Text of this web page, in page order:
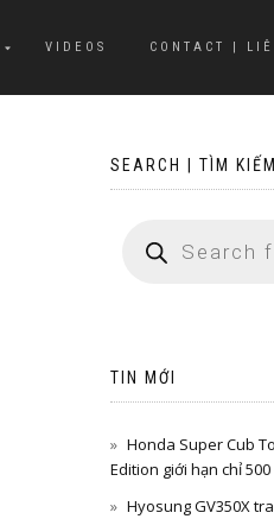
VIDEOS CONTACT |
SEARCH | TÌM KIẾM
TIN MỚI
Honda Super Cub
Edition giới hạn chỉ 500
Hyosung GV350X